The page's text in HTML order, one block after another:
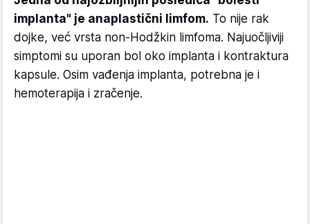
implanta" je anaplastični limfom. To nije rak
dojke, već vrsta non-Hodžkin limfoma. Najuočljiviji
simptomi su uporan bol oko implanta i kontraktura
kapsule. Osim vađenja implanta, potrebna je i
hemoterapija i zračenje.